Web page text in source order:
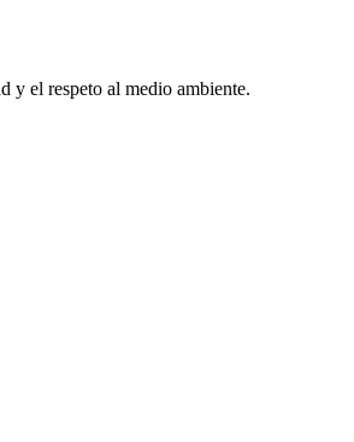
y el respeto al medio ambiente.